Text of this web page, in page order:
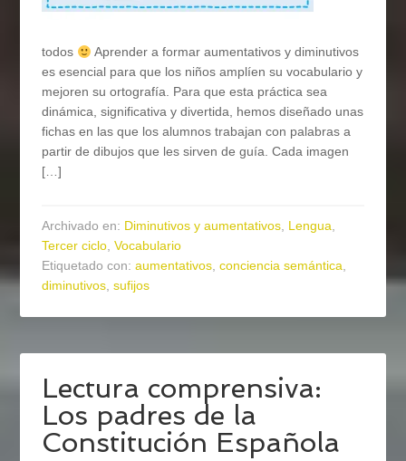
todos
Aprender a formar aumentativos y diminutivos
es esencial para que los niños amplíen su vocabulario y
mejoren su ortografía. Para que esta práctica sea
dinámica, significativa y divertida, hemos diseñado unas
fichas en las que los alumnos trabajan con palabras a
partir de dibujos que les sirven de guía. Cada imagen
[…]
Archivado en: Diminutivos y aumentativos, Lengua,
Tercer ciclo,Vocabulario
Etiquetado con:aumentativos,conciencia semántica,
diminutivos,sufijos
Lectura comprensiva:
Los padres de la
Constitución Española